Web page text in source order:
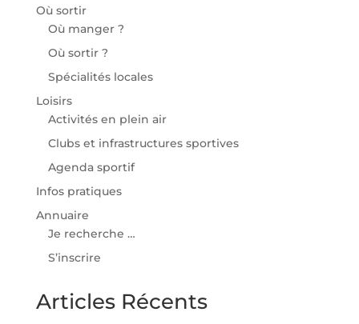
Où sortir
Où manger ?
Où sortir ?
Spécialités locales
Loisirs
Activités en plein air
Clubs et infrastructures sportives
Agenda sportif
Infos pratiques
Annuaire
Je recherche …
S’inscrire
Articles Récents